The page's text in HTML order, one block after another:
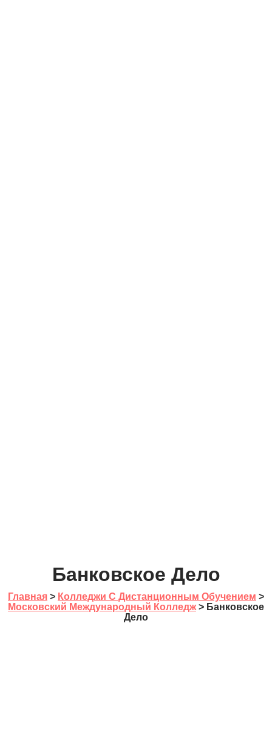
Банковское Дело
Главная > Колледжи С Дистанционным Обучением >
Московский Международный Колледж> Банковское
Дело